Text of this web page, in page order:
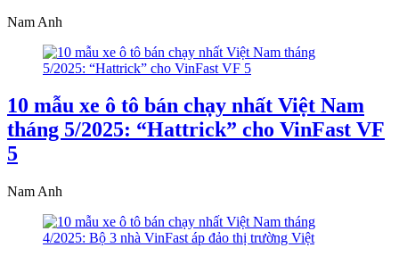
Nam Anh
10 mẫu xe ô tô bán chạy nhất Việt Nam
tháng 5/2025: “Hattrick” cho VinFast VF
5
Nam Anh